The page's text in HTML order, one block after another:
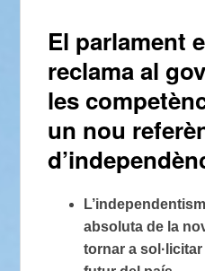
El parlament
reclama al
les
un nou
absoluta de la
tornar a